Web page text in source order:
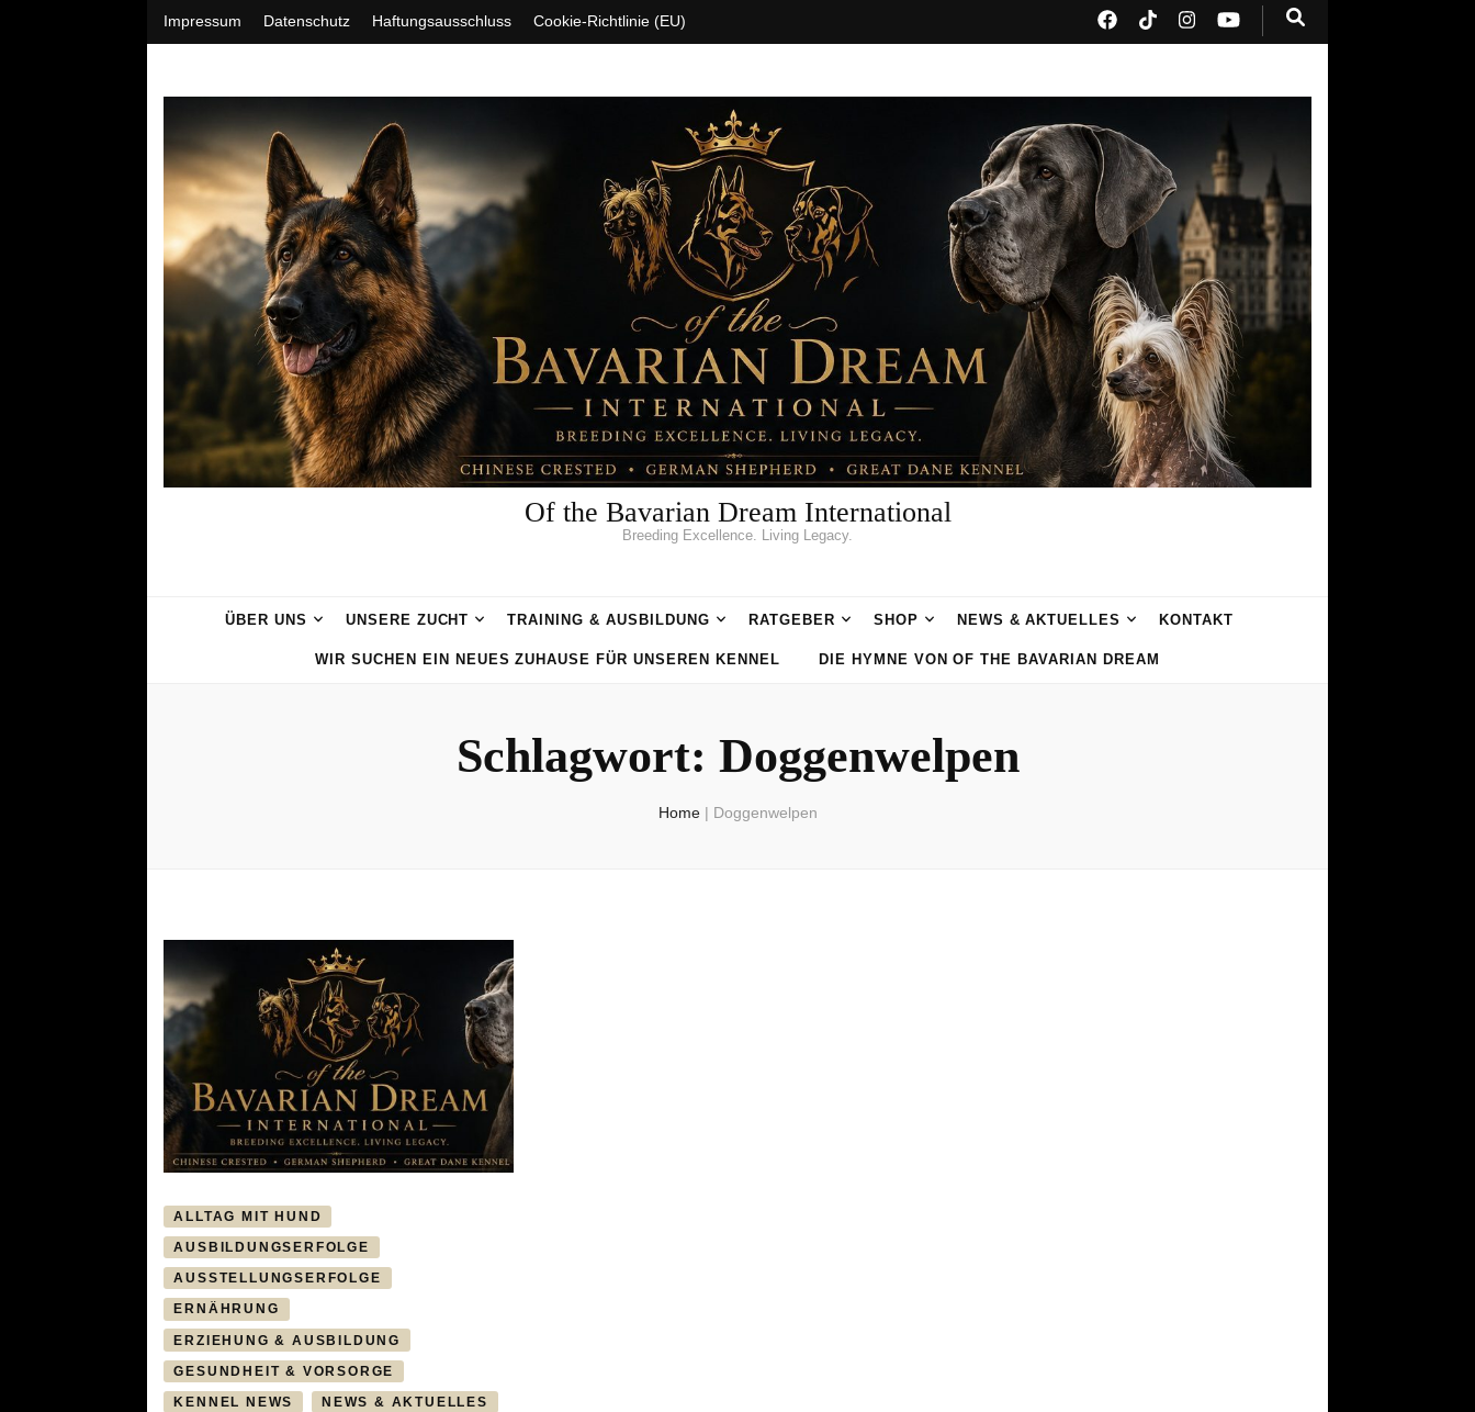
Impressum Datenschutz Haftungsausschluss Cookie-Richtlinie (EU)
Of the Bavarian Dream International
Breeding Excellence. Living Legacy.
ÜBER UNS UNSERE ZUCHT TRAINING & AUSBILDUNG RATGEBER SHOP NEWS & AKTUELLES KONTAKT
WIR SUCHEN EIN NEUES ZUHAUSE FÜR UNSEREN KENNEL DIE HYMNE VON OF THE BAVARIAN DREAM
Schlagwort: Doggenwelpen
Home | Doggenwelpen
ALLTAG MIT HUND
AUSBILDUNGSERFOLGE
AUSSTELLUNGSERFOLGE
ERNÄHRUNG
ERZIEHUNG & AUSBILDUNG
GESUNDHEIT & VORSORGE
KENNEL NEWS NEWS & AKTUELLES